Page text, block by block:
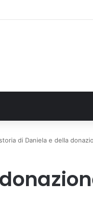
Regione 1,5 milioni di euro
di Daniela e della